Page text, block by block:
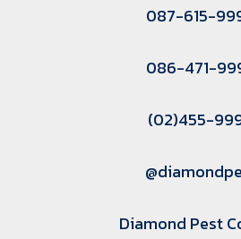
087-615-
086-471-
(02)455-
Diamond Pest